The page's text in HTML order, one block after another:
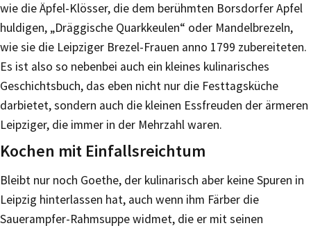
wie die Äpfel-Klösser, die dem berühmten Borsdorfer Apfel
huldigen, „Dräggische Quarkkeulen“ oder Mandelbrezeln,
wie sie die Leipziger Brezel-Frauen anno 1799 zubereiteten.
Es ist also so nebenbei auch ein kleines kulinarisches
Geschichtsbuch, das eben nicht nur die Festtagsküche
darbietet, sondern auch die kleinen Essfreuden der ärmeren
Leipziger, die immer in der Mehrzahl waren.
Kochen mit Einfallsreichtum
Bleibt nur noch Goethe, der kulinarisch aber keine Spuren in
Leipzig hinterlassen hat, auch wenn ihm Färber die
Sauerampfer-Rahmsuppe widmet, die er mit seinen